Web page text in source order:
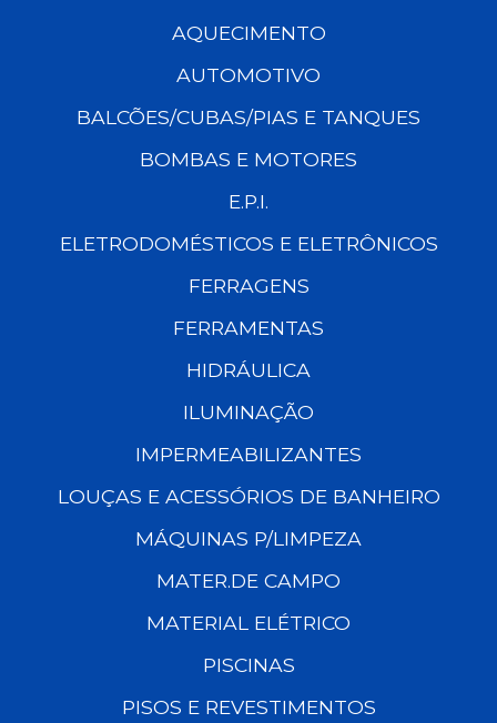
AQUECIMENTO
AUTOMOTIVO
BALCÕES/CUBAS/PIAS E TANQUES
BOMBAS E MOTORES
E.P.I.
ELETRODOMÉSTICOS E ELETRÔNICOS
FERRAGENS
FERRAMENTAS
HIDRÁULICA
ILUMINAÇÃO
IMPERMEABILIZANTES
LOUÇAS E ACESSÓRIOS DE BANHEIRO
MÁQUINAS P/LIMPEZA
MATER.DE CAMPO
MATERIAL ELÉTRICO
PISCINAS
PISOS E REVESTIMENTOS